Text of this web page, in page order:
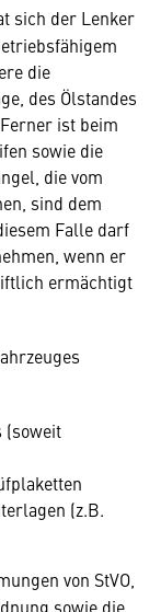
sich der Lenker
die
des Ölstandes
ist beim
sowie die
die vom
sind dem
Falle darf
wenn er
ermächtigt
(soweit
(z.B.
von StVO,
sowie die